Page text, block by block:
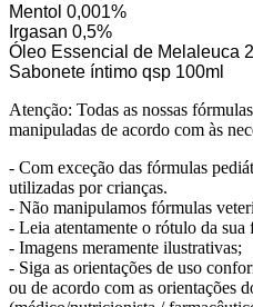
Mentol 0,001%
Irgasan 0,5%
Óleo Essencial de Melaleuca
Sabonete íntimo qsp 100ml
Atenção: Todas as nossas
manipuladas de acordo com às
- Com exceção das fórmulas
utilizadas por crianças.
- Não manipulamos fórmulas
- Leia atentamente o rótulo da sua
- Imagens meramente ilustrativas;
- Siga as orientações de uso
ou de acordo com as orientações